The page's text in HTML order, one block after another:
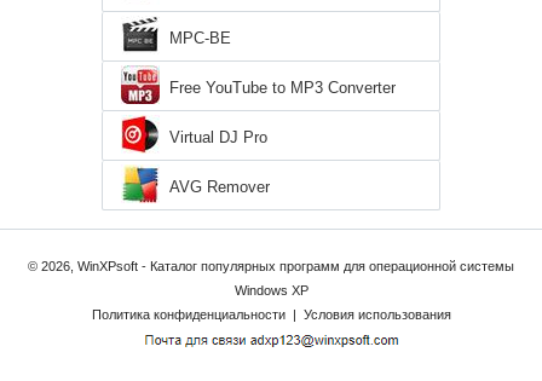
MPC-BE
Free YouTube to MP3 Converter
Virtual DJ Pro
AVG Remover
© 2026, WinXPsoft - Каталог популярных программ для операционной системы
Windows XP
Политика конфиденциальности
| Условия использования